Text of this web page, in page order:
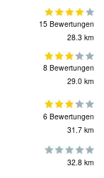
15 Bewertungen
28.3 km
8 Bewertungen
29.0 km
6 Bewertungen
31.7 km
32.8 km